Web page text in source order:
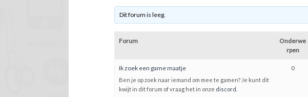
Dit forum is leeg.
Forum
Onderwe
rpen
Ik zoek een game maatje
Ben je op zoek naar iemand om mee te gamen? Je kunt dit
kwijt in dit forum of vraag het in onze discord
0